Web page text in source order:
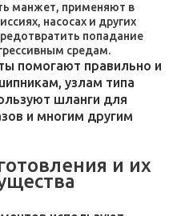
манжет, применяют в
насосах и других
попадание
средам.
помогают правильно и
узлам типа
шланги для
и многим другим
и их